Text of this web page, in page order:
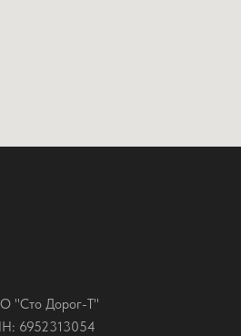
"Сто Дорог-Т"
6952313054